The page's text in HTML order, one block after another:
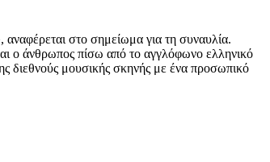
στο σημείωμα για τη συναυλία.
ο άνθρωπος πίσω από το αγγλόφωνο ελληνικό
διεθνούς μουσικής σκηνής με ένα προσωπικό